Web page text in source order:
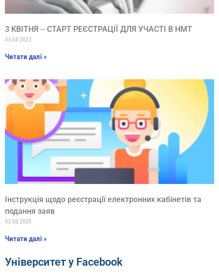
3 КВІТНЯ ‒ СТАРТ РЕЄСТРАЦІЇ ДЛЯ УЧАСТІ В НМТ
03.04.2023
Читати далі »
Інструкція щодо реєстрації електронних кабінетів та
подання заяв
03.08.2020
Читати далі »
Університет у Facebook